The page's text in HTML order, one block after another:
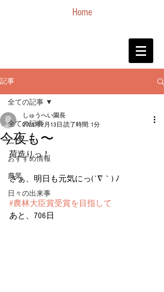
Home
記事
全ての記事
ニュース
おすすめ情報
農業
日々の出来事
全ての記事
今夜も〜
しゅうへい園長
2025年2月13日 読了時間: 1分
荷造りっ！
さぁ、明日も元気にっ(´∇｀) ﾉ
#農林大臣賞受賞を目指して
あと、706日